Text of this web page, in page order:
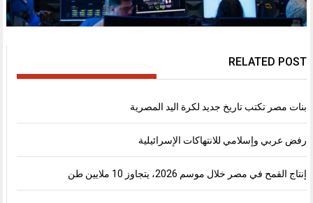
RELATED POST
بنات مصر تكتب تاريخ جديد لكرة اليد المصرية
رفض عربي وإسلامي للانتهاكات الإسرائيلية
إنتاج القمح في مصر خلال موسم 2026، يتجاوز 10 ملايين طن